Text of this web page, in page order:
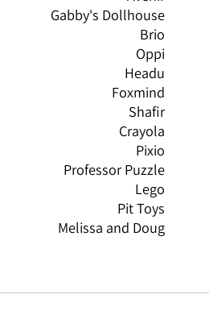
Avenir
Gabby's Dollhouse
Headu
Foxmind
Shafir
Crayola
Professor Puzzle
Melissa and Doug